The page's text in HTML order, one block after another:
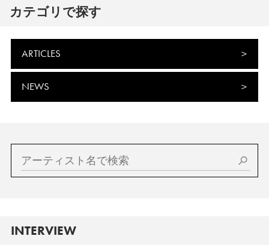
カテゴリで探す
ARTICLES
NEWS
INTERVIEW